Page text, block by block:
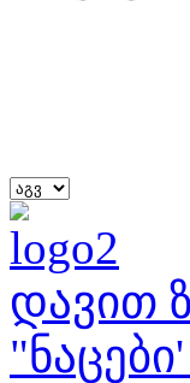
დავით